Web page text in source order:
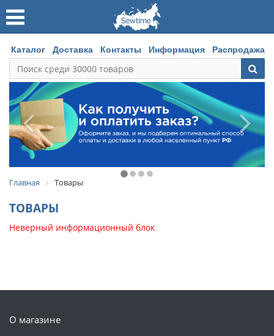
Каталог Доставка Контакты Информация Распродажа
Главная Товары
ТОВАРЫ
Неверный информационный блок
О магазине